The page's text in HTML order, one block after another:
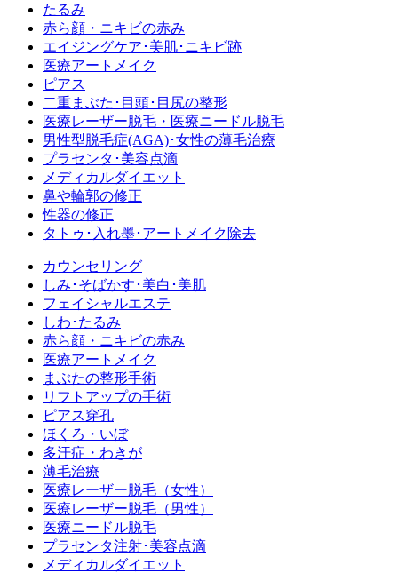
たるみ
赤ら顔・ニキビの赤み
エイジングケア･美肌･ニキビ跡
医療アートメイク
ピアス
二重まぶた･目頭･目尻の整形
医療レーザー脱毛・医療ニードル脱毛
男性型脱毛症(AGA)･女性の薄毛治療
プラセンタ･美容点滴
メディカルダイエット
鼻や輪郭の修正
性器の修正
タトゥ･入れ墨･アートメイク除去
カウンセリング
しみ･そばかす･美白･美肌
フェイシャルエステ
しわ･たるみ
赤ら顔・ニキビの赤み
医療アートメイク
まぶたの整形手術
リフトアップの手術
ピアス穿孔
ほくろ・いぼ
多汗症・わきが
薄毛治療
医療レーザー脱毛（女性）
医療レーザー脱毛（男性）
医療ニードル脱毛
プラセンタ注射･美容点滴
メディカルダイエット